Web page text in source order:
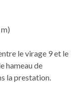
le virage 9 et le
hameau de
la prestation.